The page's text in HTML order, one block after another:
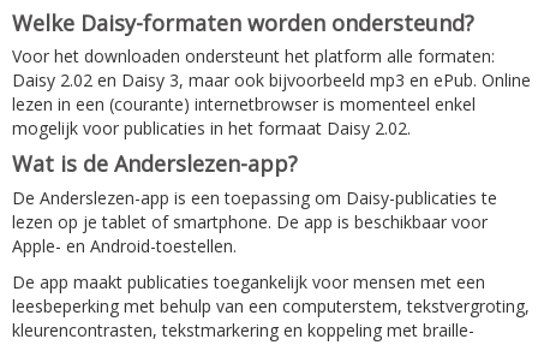
Welke Daisy-formaten worden ondersteund?
Voor het downloaden ondersteunt het platform alle formaten:
Daisy 2.02 en Daisy 3, maar ook bijvoorbeeld mp3 en ePub. Online
lezen in een (courante) internetbrowser is momenteel enkel
mogelijk voor publicaties in het formaat Daisy 2.02.
Wat is de Anderslezen-app?
De Anderslezen-app is een toepassing om Daisy-publicaties te
lezen op je tablet of smartphone. De app is beschikbaar voor
Apple- en Android-toestellen.
De app maakt publicaties toegankelijk voor mensen met een
leesbeperking met behulp van een computerstem, tekstvergroting,
kleurencontrasten, tekstmarkering en koppeling met braille-